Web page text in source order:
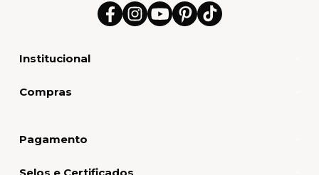
Institucional
Compras
Pagamento